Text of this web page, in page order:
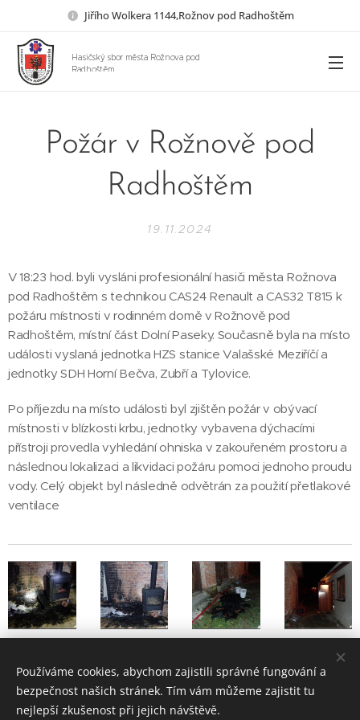
Jiřího Wolkera 1144,Rožnov pod Radhoštěm
Hasičský sbor města Rožnova pod
Radhoštěm
Požár v Rožnově pod
Radhoštěm
19.11.2024
V 18:23 hod. byli vysláni profesionální hasiči města Rožnova
pod Radhoštěm s technikou CAS24 Renault a CAS32 T815 k
požáru místnosti v rodinném domě v Rožnově pod
Radhoštěm, místní část Dolní Paseky. Současně byla na místo
události vyslaná jednotka HZS stanice Valašské Meziříčí a
jednotky SDH Horní Bečva, Zubří a Tylovice.
Po příjezdu na místo události byl zjištěn požár v obývací
místnosti v blízkosti krbu, jednotky vybavena dýchacími
přístroji provedla vyhledání ohniska v zakouřeném prostoru a
následnou lokalizaci a likvidaci požáru pomoci jednoho proudu
vody. Celý objekt byl následně odvětrán za použití přetlakové
ventilace
Share
Používáme cookies, abychom zajistili správné fungování a
bezpečnost našich stránek. Tím vám můžeme zajistit tu
nejlepší zkušenost při jejich návštěvě.